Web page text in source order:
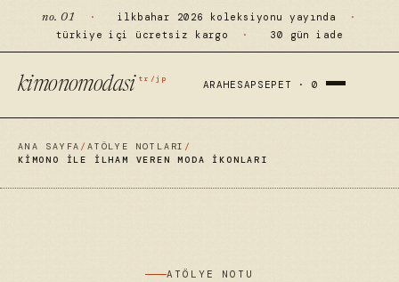
no. 01 · ilkbahar 2026 koleksiyonu yayında
·
türkiye içi ücretsiz kargo
· 30 gün iade
kimonomodasi tr/jp
ARAHESAP SEPET ·0
ANA SAYFA /ATÖLYE NOTLARI /
KIMONO ILE İLHAM VEREN MODA İKONLARI
ATÖLYE NOTU